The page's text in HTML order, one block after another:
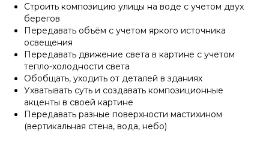
Строить композицию улицы на воде с учетом двух
берегов
Передавать объём с учетом яркого источника
освещения
Передавать движение света в картине с учетом
тепло-холодности света
Обобщать, уходить от деталей в зданиях
Ухватывать суть и создавать композиционные
акценты в своей картине
Передавать разные поверхности мастихином
(вертикальная стена, вода, небо)